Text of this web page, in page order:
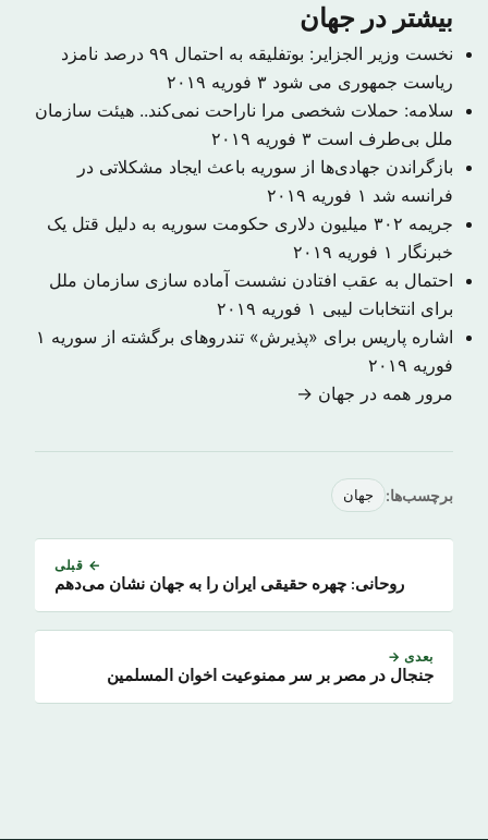
بیشتر در جهان
نخست وزیر الجزایر: بوتفلیقه به احتمال ۹۹ درصد نامزد
ریاست جمهوری می شود ۳ فوریه ۲۰۱۹
سلامه: حملات شخصی مرا ناراحت نمی‌کند.. هیئت سازمان
ملل بی‌طرف است ۳ فوریه ۲۰۱۹
بازگراندن جهادی‌ها از سوریه باعث ایجاد مشکلاتی در
فرانسه شد ۱ فوریه ۲۰۱۹
جریمه ۳۰۲ میلیون دلاری حکومت سوریه به دلیل قتل یک
خبرنگار
۱ فوریه ۲۰۱۹
احتمال به عقب افتادن نشست آماده سازی سازمان ملل
برای انتخابات لیبی ۱ فوریه ۲۰۱۹
اشاره پاریس برای «پذیرش» تندروهای برگشته از سوریه ۱
فوریه ۲۰۱۹
مرور همه در جهان →
برچسب‌ها: جهان
← قبلی
روحانی: چهره حقیقی ایران را به جهان نشان می‌دهم
بعدی →
جنجال در مصر بر سر ممنوعیت اخوان المسلمین